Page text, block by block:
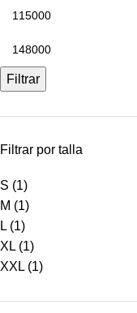
Filtrar
Filtrar por talla
S (1)
M (1)
L (1)
XL (1)
XXL (1)